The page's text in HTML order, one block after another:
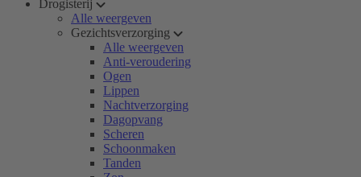
Drogisterij
Alle weergeven
Gezichtsverzorging
Alle weergeven
Anti-veroudering
Ogen
Lippen
Nachtverzorging
Dagopvang
Scheren
Schoonmaken
Tanden